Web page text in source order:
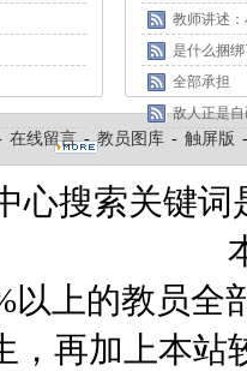
教师讲述：
是什么捆
全部承担
敌人正是自
在线留言-教员图库 - 触屏版
心搜索关键
以上的教员全
，再加上本站